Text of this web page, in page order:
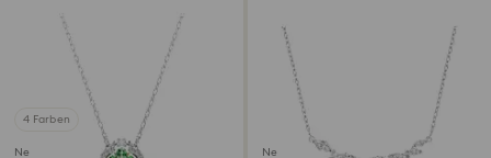
4 Farben
Neu Neu